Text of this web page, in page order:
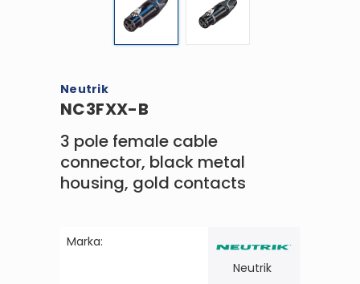
Neutrik
NC3FXX-B
3 pole female cable
connector, black metal
housing, gold contacts
Marka:
Neutrik